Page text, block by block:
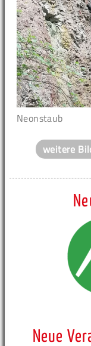
Neonstaub
weitere
Neue